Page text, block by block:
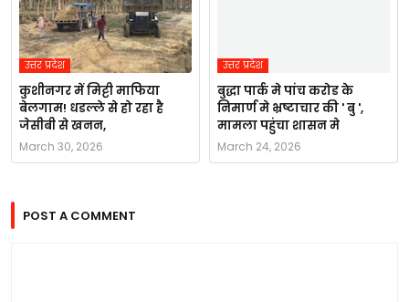
उत्तर प्रदेश
कुशीनगर में मिट्टी माफिया
बेलगाम! धडल्ले से हो रहा है
जेसीबी से खनन,
March 30, 2026
उत्तर प्रदेश
बुद्धा पार्क मे पांच करोड के
निमार्ण मे भ्रष्टाचार की ' बु ',
मामला पहुंचा शासन मे
March 24, 2026
POST A COMMENT